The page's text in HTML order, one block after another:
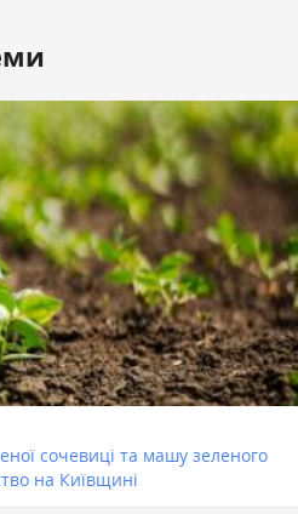
сочевиці та машу зеленого
на Київщині